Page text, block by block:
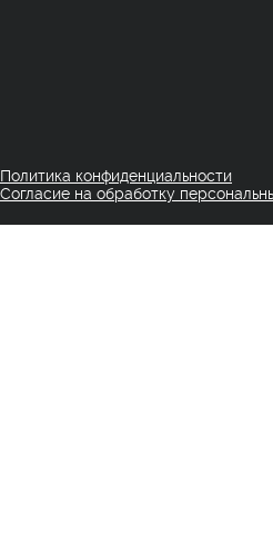
Политика конфиденциальности
Согласие на обработку